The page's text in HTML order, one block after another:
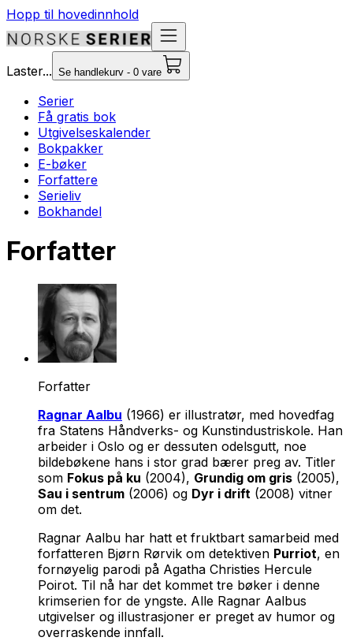
Hopp til hovedinnhold
Laster... Se handlekurv - 0 vare
Serier
Få gratis bok
Utgivelseskalender
Bokpakker
E-bøker
Forfattere
Serieliv
Bokhandel
Forfatter
Forfatter
Ragnar Aalbu (1966) er illustratør, med hovedfag
fra Statens Håndverks- og Kunstindustriskole. Han
arbeider i Oslo og er dessuten odelsgutt, noe
bildebøkene hans i stor grad bærer preg av. Titler
som Fokus på ku (2004), Grundig om gris (2005),
Sau i sentrum (2006) og Dyr i drift (2008) vitner
om det.
Ragnar Aalbu har hatt et fruktbart samarbeid med
forfatteren Bjørn Rørvik om detektiven Purriot, en
fornøyelig parodi på Agatha Christies Hercule
Poirot. Til nå har det kommet tre bøker i denne
krimserien for de yngste. Alle Ragnar Aalbus
utgivelser og illustrasjoner er preget av humor og
overraskende innfall.